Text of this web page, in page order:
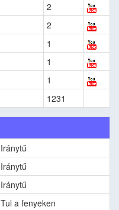
2
2
1
1
1
1231
Iránytű
Iránytű
Iránytű
Tul a fenyeken